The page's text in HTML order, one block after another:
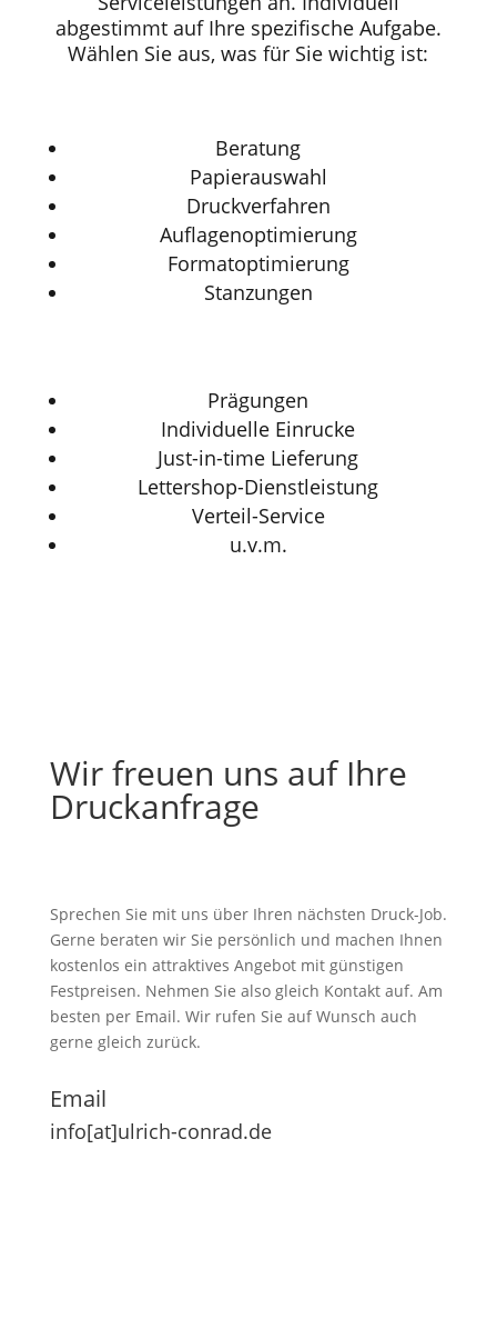
abgestimmt auf Ihre spezifische Aufgabe.
Wählen Sie aus, was für Sie wichtig ist:
Beratung
Papierauswahl
Druckverfahren
Auflagenoptimierung
Formatoptimierung
Stanzungen
Prägungen
Individuelle Einrucke
Just-in-time Lieferung
Lettershop-Dienstleistung
Verteil-Service
u.v.m.
Wir freuen uns auf Ihre
Druckanfrage
Sprechen Sie mit uns über Ihren nächsten Druck-Job.
Gerne beraten wir Sie persönlich und machen Ihnen
kostenlos ein attraktives Angebot mit günstigen
Festpreisen. Nehmen Sie also gleich Kontakt auf. Am
besten per Email. Wir rufen Sie auf Wunsch auch
gerne gleich zurück.
Email
info[at]ulrich-conrad.de